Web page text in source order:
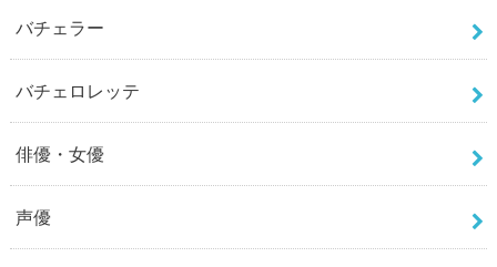
バチェラー
バチェロレッテ
俳優・女優
声優